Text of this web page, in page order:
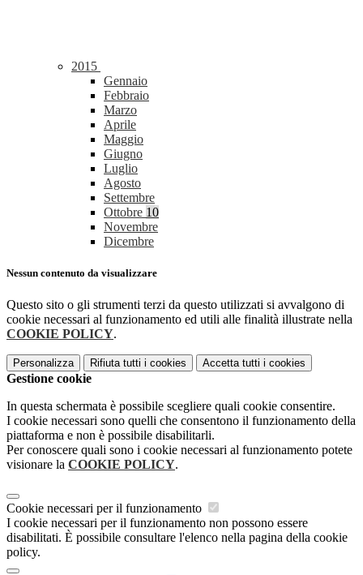
2015
Gennaio
Febbraio
Marzo
Aprile
Maggio
Giugno
Luglio
Agosto
Settembre
Ottobre 10
Novembre
Dicembre
Nessun contenuto da visualizzare
Questo sito o gli strumenti terzi da questo utilizzati si avvalgono di
cookie necessari al funzionamento ed utili alle finalità illustrate nella
COOKIE POLICY.
Personalizza Rifiuta tutti i cookies Accetta tutti i cookies
Gestione cookie
In questa schermata è possibile scegliere quali cookie consentire.
I cookie necessari sono quelli che consentono il funzionamento della
piattaforma e non è possibile disabilitarli.
Per conoscere quali sono i cookie necessari al funzionamento potete
visionare la COOKIE POLICY.
Cookie necessari per il funzionamento
I cookie necessari per il funzionamento non possono essere
disabilitati. È possibile consultare l'elenco nella pagina della cookie
policy.